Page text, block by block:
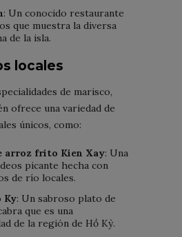
: Un conocido restaurante
que muestra la diversa
de la isla.
locales
de marisco,
ofrece una variedad de
únicos, como:
arroz frito Kien Xay: Una
picante hecha con
de río locales.
Ky: Un sabroso plato de
que es una
de la región de Hồ Kỳ.